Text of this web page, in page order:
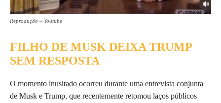
Reprodução – Youtube
FILHO DE MUSK DEIXA TRUMP
SEM RESPOSTA
O momento inusitado ocorreu durante uma entrevista conjunta
de Musk e Trump, que recentemente retomou laços públicos